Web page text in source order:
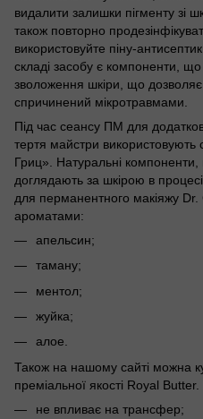
видалити залишки пігменту зі
також повторно
використовуйте піну-
складі засобу є компоненти, що
зволоження шкіри, що
спричинений мікротравмами.
Під час сеансу ПМ для
тертя майстри використовують
Гриц». Натуральні
доглядають за шкірою в
для перманентного макіяжу Dr.
ароматами:
апельсин;
таману;
ментол;
жуйка;
алое.
Також на нашому сайті можна
преміальної якості Royal
не впливає на трансфер;